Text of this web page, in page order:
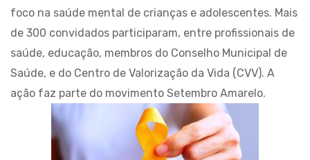
foco na saúde mental de crianças e adolescentes. Mais
de 300 convidados participaram, entre profissionais de
saúde, educação, membros do Conselho Municipal de
Saúde, e do Centro de Valorização da Vida (CVV). A
ação faz parte do movimento Setembro Amarelo.